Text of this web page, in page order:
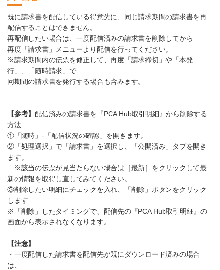
既に請求書を配信している得意先に、同じ請求期間の請求書を再
配信することはできません。
再配信したい場合は、一度配信済みの請求書を削除してから
再度「請求書」メニューより配信を行ってください。
※請求期間内の伝票を修正して、再度「請求締切」や「本発
行」、「随時請求」で
同期間の請求書を発行する場合も含みます。
【参考】 配信済みの請求書を『PCA Hub取引明細』から削除する
方法
①「随時」-「配信状況の確認」を開きます。
②「処理選択」で「請求書」を選択し、「公開済み」タブを開き
ます。
※該当の伝票が見当たらない場合は［最新］をクリックして最
新の情報を取得し直してみてください。
③削除したい明細にチェックを入れ、「削除」ボタンをクリック
します
※「削除」したタイミングで、配信先の『PCA Hub取引明細』の
画面から表示されなくなります。
【注意】
・一度配信した請求書を配信先が既にダウンロード済みの場合
は、